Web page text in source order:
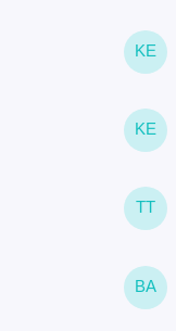
KE
KE
TT
BA